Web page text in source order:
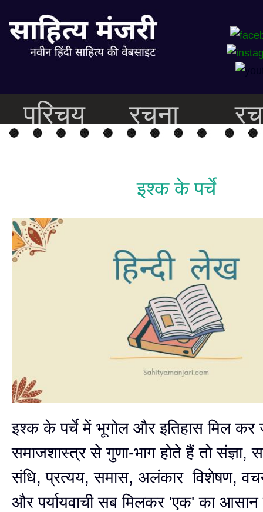
परिचय रचना
इश्क के पर्चे
इश्क के पर्चे में भूगोल और इतिहास मिल कर
समाजशास्त्र से गुणा-भाग होते हैं तो संज्ञा,
संधि, प्रत्यय, समास, अलंकार विशेषण,
और पर्यायवाची सब मिलकर 'एक' का आसान